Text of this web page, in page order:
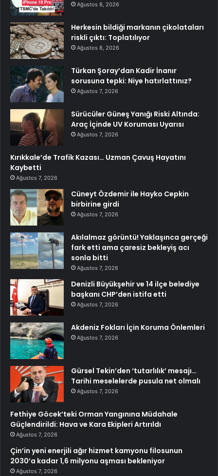
Ağustos 8, 2026
Herkesin bildiği markanın çikolataları
riskli çıktı: Toplatılıyor
Ağustos 8, 2026
Türkan Şoray’dan Kadir İnanır
sorusuna tepki: Niye hatırlattınız?
Ağustos 7, 2026
Sürücüler Güneş Yanığı Riski Altında:
Araç İçinde UV Koruması Uyarısı
Ağustos 7, 2026
Kırıkkale’de Trafik Kazası… Uzman Çavuş Hayatını
Kaybetti
Ağustos 7, 2026
Cüneyt Özdemir ile Hayko Cepkin
birbirine girdi
Ağustos 7, 2026
Akılalmaz görüntü! Yaklaşınca gerçeği
fark etti ama çaresiz bekleyiş acı
sonla bitti
Ağustos 7, 2026
Denizli Büyükşehir ve 14 ilçe belediye
başkanı CHP’den istifa etti
Ağustos 7, 2026
Akdeniz Fokları İçin Koruma Önlemleri
Ağustos 7, 2026
Gürsel Tekin’den ‘tutarlılık’ mesajı…
Tarihi meselelerde pusula net olmalı
Ağustos 7, 2026
Fethiye Göcek’teki Orman Yangınına Müdahale
Güçlendirildi: Hava ve Kara Ekipleri Artırıldı
Ağustos 7, 2026
Çin’in yeni enerjili ağır hizmet kamyonu filosunun
2030’a kadar 1,6 milyonu aşması bekleniyor
Ağustos 7, 2026